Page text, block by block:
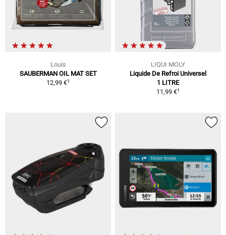
Louis
SAUBERMAN OIL MAT SET
12,99 €1
LIQUI MOLY
Liquide De Refroi Universel
1 LITRE
11,99 €1